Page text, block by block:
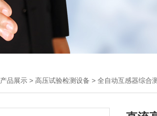
产品展示 > 高压试验检测设备 > 全自动互感器综合